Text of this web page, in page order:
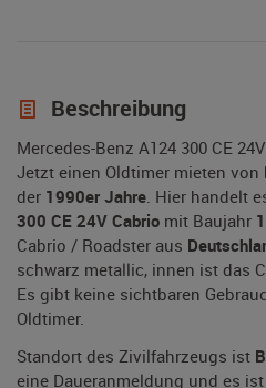
Beschreibung
Mercedes-Benz A124 300 CE
Jetzt einen Oldtimer mieten von
der 1990er Jahre. Hier handelt
300 CE 24V Cabrio mit Baujahr
Cabrio / Roadster aus
schwarz metallic, innen ist das
Es gibt keine sichtbaren
Oldtimer.
Standort des Zivilfahrzeugs ist
eine Daueranmeldung und es